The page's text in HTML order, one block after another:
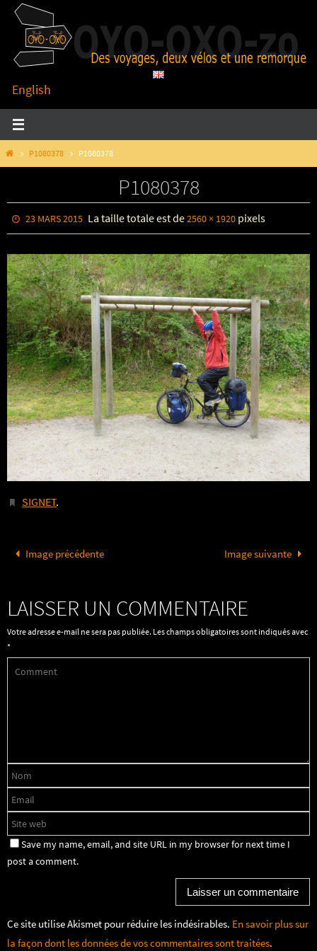
Passer
contenu
English
HOMEP1080378 P1080378
P1080378
23 MARS 2015 La taille totale est de2560 × 1920 pixels
SIGNET.
Image précédente Image suivante
LAISSER UN COMMENTAIRE
Votre adresse e-mail ne sera pas publiée. Les champs obligatoires sont indiqués avec
*
Save my name, email, and site URL in my browser for next time I
post a comment.
Ce site utilise Akismet pour réduire les indésirables. En savoir plus sur
la façon dont les données de vos commentaires sont traitées.